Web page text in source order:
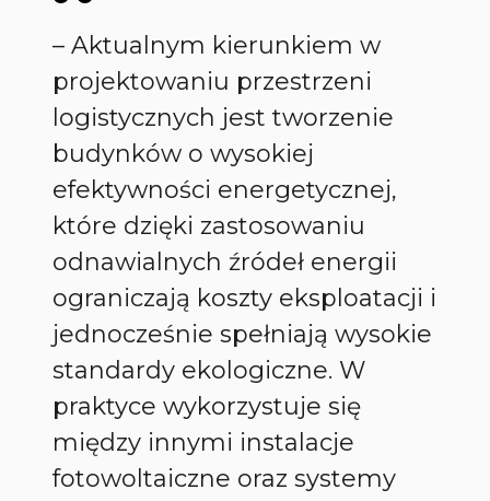
– Aktualnym kierunkiem w
projektowaniu przestrzeni
logistycznych jest tworzenie
budynków o wysokiej
efektywności energetycznej,
które dzięki zastosowaniu
odnawialnych źródeł energii
ograniczają koszty eksploatacji i
jednocześnie spełniają wysokie
standardy ekologiczne. W
praktyce wykorzystuje się
między innymi instalacje
fotowoltaiczne oraz systemy